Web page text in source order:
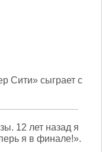
Сити» сыграет с
12 лет назад я
я в финале!».